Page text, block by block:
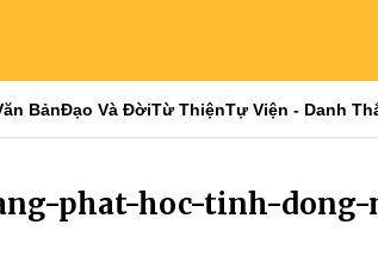
BảnĐạo Và ĐờiTừ ThiệnTự Viện - Danh
phat-hoc-tinh-